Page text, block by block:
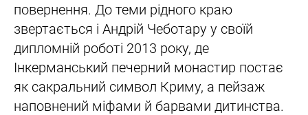
повернення. До теми рідного краю
звертається і Андрій Чеботару у своїй
дипломній роботі 2013 року, де
Інкерманський печерний монастир постає
як сакральний символ Криму, а пейзаж
наповнений міфами й барвами дитинства.